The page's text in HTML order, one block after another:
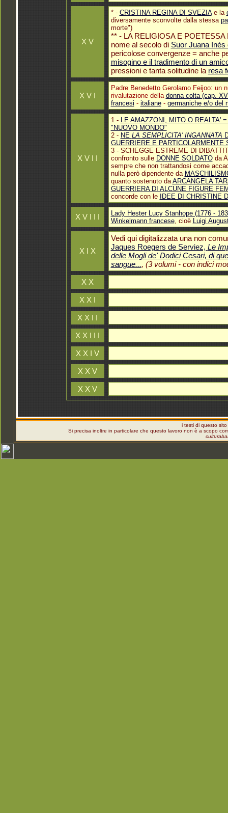
X V
* - CRISTINA REGINA DI SVEZIAe la
diversamente sconvolte dalla stessa
morte")
** - LA RELIGIOSA E
nome al secolo di Suor Juana Inés
pericolose convergenze = anche
misogino e il tradimento di un
pressioni e tanta solitudine la resa
X V I
Padre Benedetto Gerolamo Feijoo: un
rivalutazione della donna colta (cap.
francesi - italiane- germaniche e/o del
X V I I
1 - LE AMAZZONI, MITO O REALTA'
"NUOVO MONDO"
2 - NE LA SEMPLICITA' INGANNATA
GUERRIERE E
3 - SCHEGGE ESTREME DI
confronto sulle DONNE SOLDATOda
sempre che non trattandosi come
nulla però dipendente da
quanto sostenuto daARCANGELA
GUERRIERA DI ALCUNE FIGURE
concorde con le
IDEE DI CHRISTINE
X V I I I
Lady Hester Lucy Stanhope (1776 -
Winkelmann francese, cioè Luigi
X I X
Vedi qui digitalizzata una non
Jaques Roegers de Serviez, Le
delle Mogli de' Dodici Cesari, di
sangue..., (3 volumi - con indici
X X
X X I
X X I I
X X I I I
X X I V
X X V
X X V
i testi di questo
Si precisa inoltre in particolare che questo lavoro non è a scopo